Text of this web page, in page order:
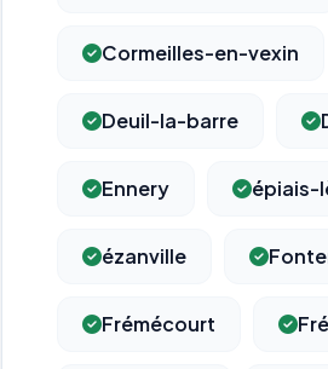
Cormeilles-en-vexin
Deuil-la-barre
Ennery épiais-
ézanville
Frémécourt